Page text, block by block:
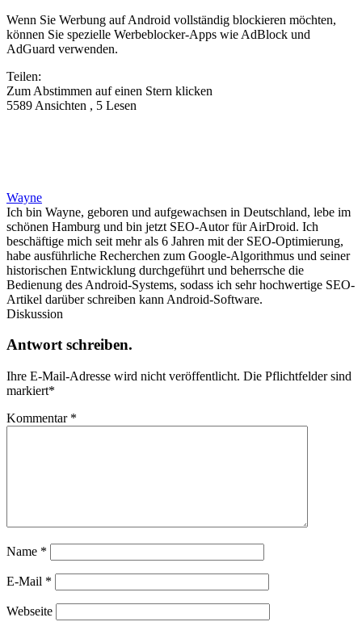
Wenn Sie Werbung auf Android vollständig blockieren möchten,
können Sie spezielle Werbeblocker-Apps wie AdBlock und
AdGuard verwenden.
Teilen:
Zum Abstimmen auf einen Stern klicken
5589 Ansichten , 5 Lesen
Wayne
Ich bin Wayne, geboren und aufgewachsen in Deutschland, lebe im
schönen Hamburg und bin jetzt SEO-Autor für AirDroid. Ich
beschäftige mich seit mehr als 6 Jahren mit der SEO-Optimierung,
habe ausführliche Recherchen zum Google-Algorithmus und seiner
historischen Entwicklung durchgeführt und beherrsche die
Bedienung des Android-Systems, sodass ich sehr hochwertige SEO-
Artikel darüber schreiben kann Android-Software.
Diskussion
Antwort schreiben.
Ihre E-Mail-Adresse wird nicht veröffentlicht. Die Pflichtfelder sind
markiert*
Kommentar *
Name *
E-Mail *
Webseite